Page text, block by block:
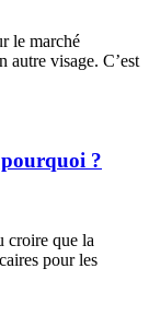
le marché
autre visage. C’est
?
croire que la
pour les